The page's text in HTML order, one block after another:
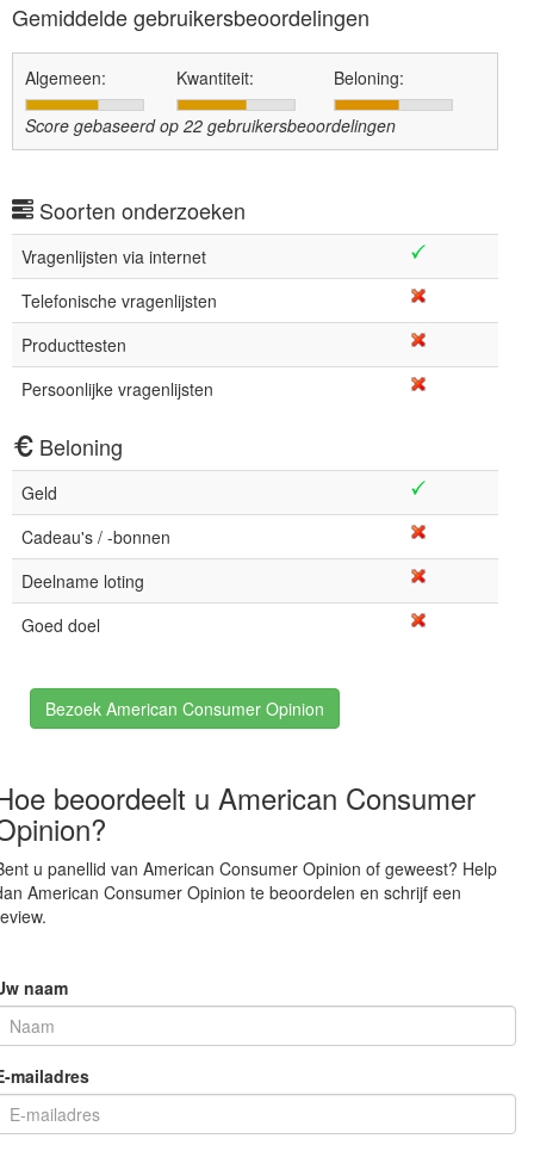
Gemiddelde gebruikersbeoordelingen
Algemeen: Kwantiteit:
Beloning:
Score gebaseerd op 22 gebruikersbeoordelingen
Soorten onderzoeken
Vragenlijsten via internet
Telefonische vragenlijsten
Producttesten
Persoonlijke vragenlijsten
Beloning
Geld
Cadeau's / -bonnen
Deelname loting
Goed doel
Bezoek American Consumer Opinion
beoordeelt u American Consumer
u panellid van American Consumer Opinion of geweest? Help
American Consumer Opinion te beoordelen en schrijf een
naam
mailadres